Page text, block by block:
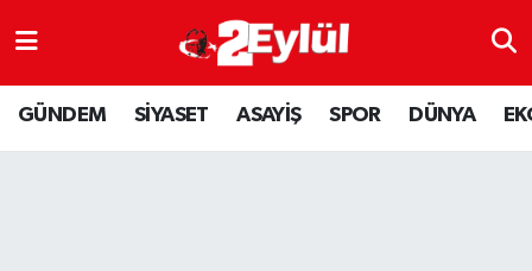
GÜNDEM SİYASET ASAYİŞ SPOR DÜNYA
ASAYİŞ
DÜNYA
Nöbetçi Eczaneler
Hava Durumu